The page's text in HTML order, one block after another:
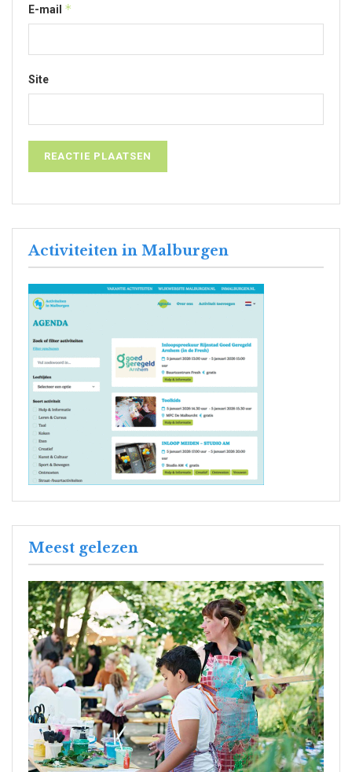
E-mail *
Site
Activiteiten in Malburgen
Meest gelezen